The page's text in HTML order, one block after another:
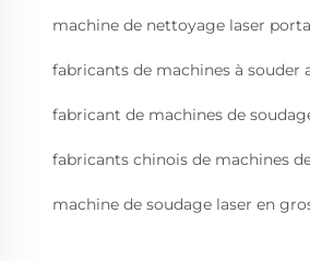
machine de nettoyage laser
fabricants de machines à souder
fabricant de machines de
fabricants chinois de machines
machine de soudage laser en